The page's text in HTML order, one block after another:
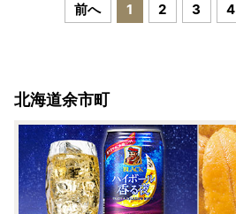
前へ 1 2 3 4
北海道余市町